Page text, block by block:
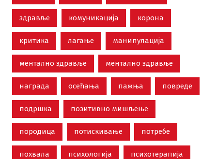
здравље комуникација корона
критика лагање манипулација
ментално здравље ментално здравље
награда осећања пажња повреде
подршка позитивно мишљење
породица потискивање потребе
похвала психологија психотерапија